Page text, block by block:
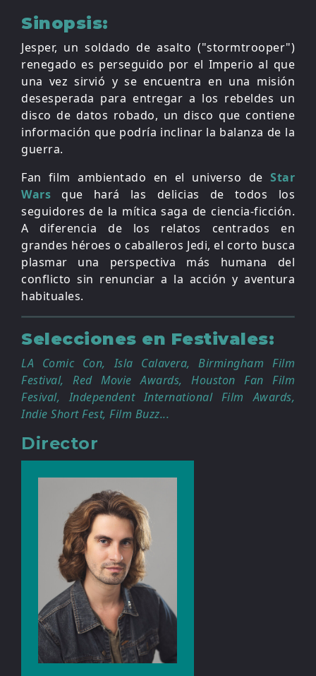
Sinopsis:
Jesper, un soldado de asalto ("stormtrooper")
renegado es perseguido por el Imperio al que
una vez sirvió y se encuentra en una misión
desesperada para entregar a los rebeldes un
disco de datos robado, un disco que contiene
información que podría inclinar la balanza de la
guerra.
Fan film ambientado en el universo de Star
Warsque hará las delicias de todos los
seguidores de la mítica saga de ciencia-ficción.
A diferencia de los relatos centrados en
grandes héroes o caballeros Jedi, el corto busca
plasmar una perspectiva más humana del
conflicto sin renunciar a la acción y aventura
habituales.
Selecciones en Festivales:
LA Comic Con, Isla Calavera, Birmingham Film
Festival, Red Movie Awards, Houston Fan Film
Fesival, Independent International Film Awards,
Indie Short Fest, Film Buzz...
Director